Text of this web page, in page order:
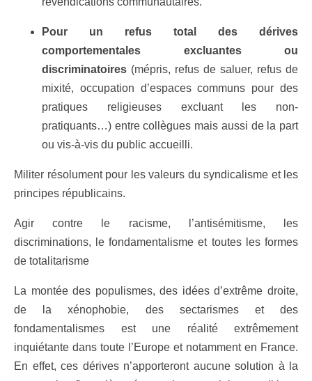
Pour un refus total des dérives
comportementales excluantes ou
discriminatoires (mépris, refus de saluer, refus de
mixité, occupation d’espaces communs pour des
pratiques religieuses excluant les non-
pratiquants…) entre collègues mais aussi de la part
ou vis-à-vis du public accueilli.
Militer résolument pour les valeurs du syndicalisme et les
principes républicains.
Agir contre le racisme, l’antisémitisme, les
discriminations, le fondamentalisme et toutes les formes
de totalitarisme
La montée des populismes, des idées d’extrême droite,
de la xénophobie, des sectarismes et des
fondamentalismes est une réalité extrêmement
inquiétante dans toute l’Europe et notamment en France.
En effet, ces dérives n’apporteront aucune solution à la